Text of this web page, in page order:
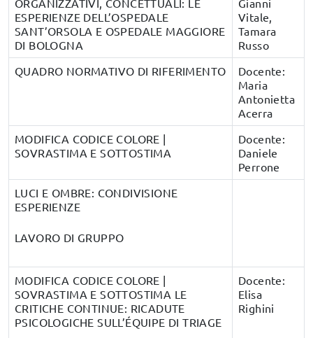
ESPERIENZE DELL’OSPEDALE
SANT’ORSOLA E OSPEDALE MAGGIORE
DI BOLOGNA
Vitale,
Tamara
Russo
QUADRO NORMATIVO DI RIFERIMENTO
Docente:
Maria
Antonietta
Acerra
MODIFICA CODICE COLORE |
SOVRASTIMA E SOTTOSTIMA
Docente:
Daniele
Perrone
LUCI E OMBRE: CONDIVISIONE
ESPERIENZE
LAVORO DI GRUPPO
MODIFICA CODICE COLORE |
SOVRASTIMA E SOTTOSTIMA LE
CRITICHE CONTINUE: RICADUTE
PSICOLOGICHE SULL’ÉQUIPE DI TRIAGE
Docente:
Elisa
Righini